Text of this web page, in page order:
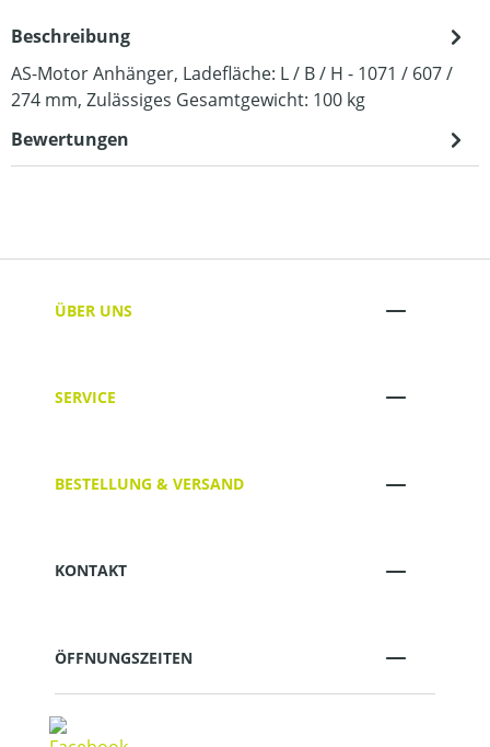
Beschreibung
AS-Motor Anhänger, Ladefläche: L / B / H - 1071 / 607 /
274 mm, Zulässiges Gesamtgewicht: 100 kg
Bewertungen
ÜBER UNS
SERVICE
BESTELLUNG & VERSAND
KONTAKT
ÖFFNUNGSZEITEN